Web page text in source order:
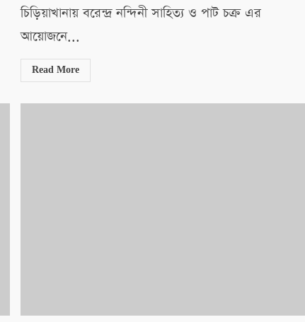
চিড়িয়াখানায় বরেন্দ্র নন্দিনী সাহিত্য ও পাট চক্র এর
আয়োজনে...
Read More